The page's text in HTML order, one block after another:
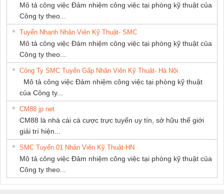
Mô tả công việc Đảm nhiệm công việc tại phòng kỹ thuật của
Công ty theo...
Tuyển Nhanh Nhân Viên Kỹ Thuật- SMC
Mô tả công việc Đảm nhiệm công việc tại phòng kỹ thuật của
Công ty theo...
Công Ty SMC Tuyển Gấp Nhân Viên Kỹ Thuật- Hà Nội
Mô tả công việc Đảm nhiệm công việc tại phòng kỹ thuật
của Công ty...
CM88 jp net
CM88 là nhà cái cá cược trực tuyến uy tín, sở hữu thế giới
giải trí hiện...
SMC Tuyển 01 Nhân Viên Kỹ Thuật-HN
Mô tả công việc Đảm nhiệm công việc tại phòng kỹ thuật của
Công ty theo...